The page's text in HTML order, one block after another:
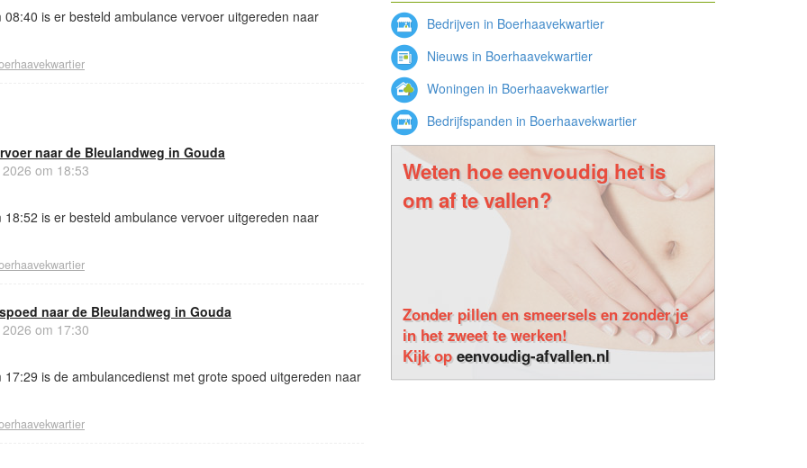
is er besteld ambulance vervoer uitgereden naar
naar de Bleulandweg in Gouda
om 18:53
is er besteld ambulance vervoer uitgereden naar
naar de Bleulandweg in Gouda
om 17:30
is de ambulancedienst met grote spoed uitgereden naar
Bedrijven in Boerhaavekwartier
Nieuws in Boerhaavekwartier
Woningen in Boerhaavekwartier
Bedrijfspanden in Boerhaavekwartier
Weten hoe eenvoudig het is
om af te vallen?
Zonder pillen en smeersels en zonder je
in het zweet te werken!
Kijk opeenvoudig-afvallen.nl